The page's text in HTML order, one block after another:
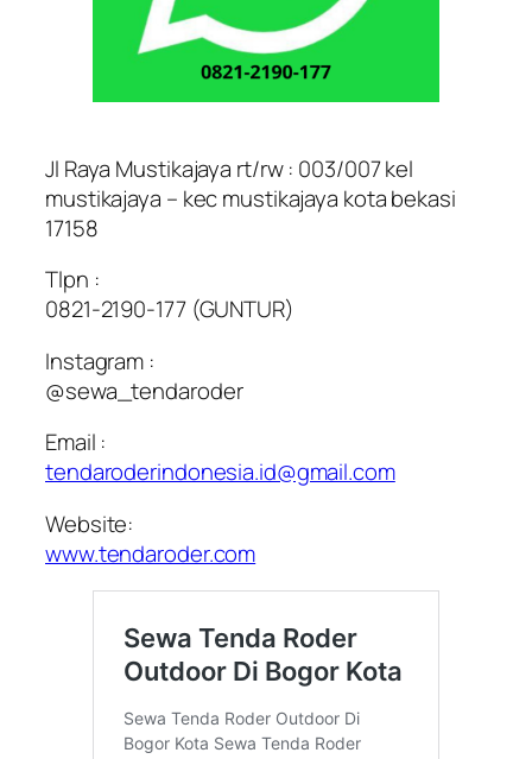
Jl Raya Mustikajaya rt/rw : 003/007 kel
mustikajaya – kec mustikajaya kota bekasi
17158
Tlpn :
0821-2190-177 (GUNTUR)
Instagram :
@sewa_tendaroder
Email :
tendaroderindonesia.id@gmail.com
Website:
www.tendaroder.com